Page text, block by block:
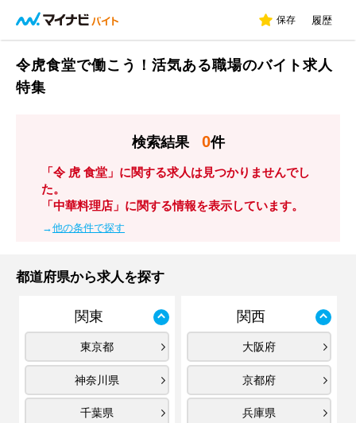
保存 履歴
令虎食堂で働こう！活気ある職場のバイト求人
特集
検索結果 0件
「令 虎 食堂」に関する求人は見つかりませんでし
た。
「中華料理店」に関する情報を表示しています。
→他の条件で探す
都道府県から求人を探す
関東
東京都
神奈川県
千葉県
関西
大阪府
京都府
兵庫県